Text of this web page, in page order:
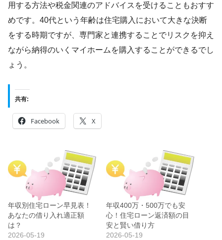
用する方法や税金関連のアドバイスを受けることもおすす
めです。40代という年齢は住宅購入において大きな決断
をする時期ですが、専門家と連携することでリスクを抑え
ながら納得のいくマイホームを購入することができるでし
ょう。
共有:
Facebook X
年収別住宅ローン早見表！
あなたの借り入れ適正額
は？
2026-05-19
年収400万・500万でも安
心！住宅ローン返済額の目
安と賢い借り方
2026-05-19